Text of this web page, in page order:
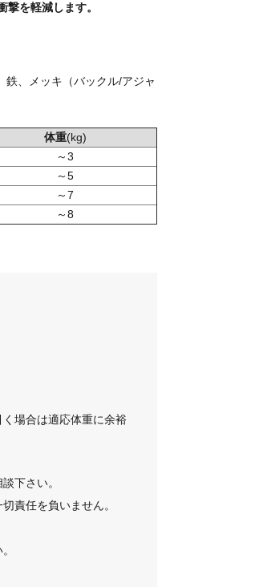
を軽減します。
、メッキ（バックル/アジャ
体重(kg)
～3
～5
～7
～8
場合は適応体重に余裕
下さい。
責任を負いません。